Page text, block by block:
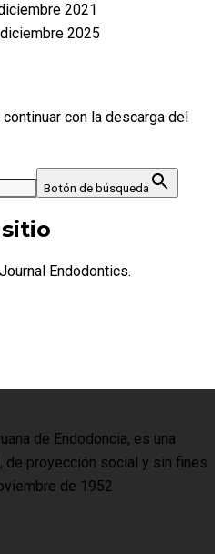
2021
2025
con la descarga del
Botón de búsqueda
Endodontics.
de Endodoncia, es una
de proyección social y sin fines
de 1952